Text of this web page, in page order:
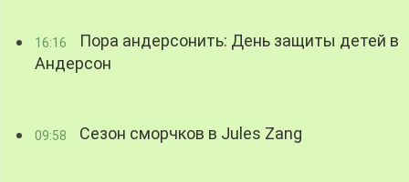
16:16
Пора андерсонить: День защиты детей в
Андерсон
09:58 Сезон сморчков в Jules Zang